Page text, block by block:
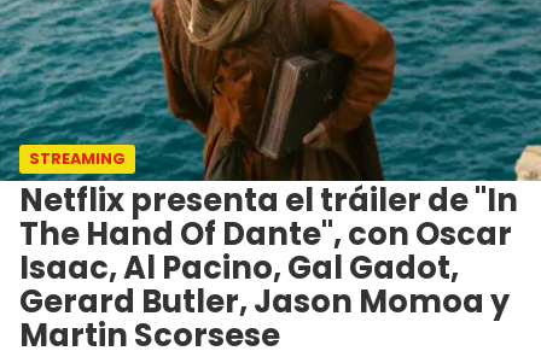
STREAMING
Netflix presenta el tráiler de "In
The Hand Of Dante", con Oscar
Isaac, Al Pacino, Gal Gadot,
Gerard Butler, Jason Momoa y
Martin Scorsese